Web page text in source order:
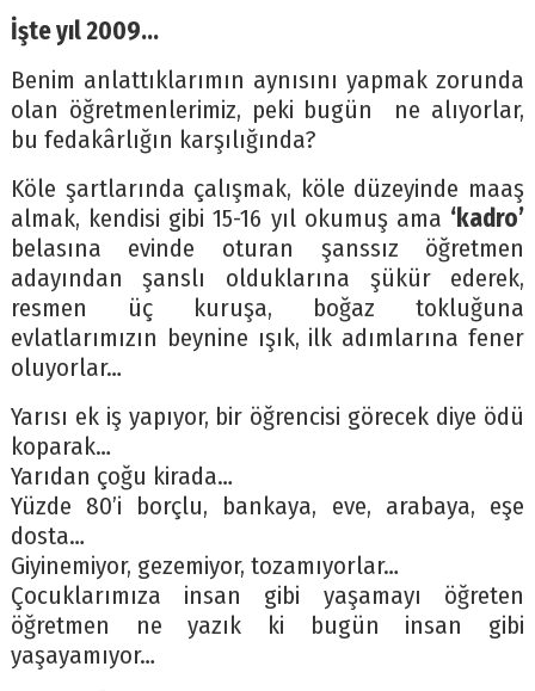
İşte yıl 2009…
Benim anlattıklarımın aynısını yapmak zorunda
olan öğretmenlerimiz, peki bugün ne alıyorlar,
bu fedakârlığın karşılığında?
Köle şartlarında çalışmak, köle düzeyinde maaş
almak, kendisi gibi 15-16 yıl okumuş ama ‘kadro’
belasına evinde oturan şanssız öğretmen
adayından şanslı olduklarına şükür ederek,
resmen üç kuruşa, boğaz tokluğuna
evlatlarımızın beynine ışık, ilk adımlarına fener
oluyorlar…
Yarısı ek iş yapıyor, bir öğrencisi görecek diye ödü
koparak…
Yarıdan çoğu kirada…
Yüzde 80’i borçlu, bankaya, eve, arabaya, eşe
dosta…
Giyinemiyor, gezemiyor, tozamıyorlar…
Çocuklarımıza insan gibi yaşamayı öğreten
öğretmen ne yazık ki bugün insan gibi
yaşayamıyor…